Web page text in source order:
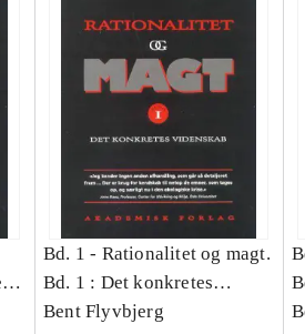
Bd. 1 - Rationalitet og magt.
Bd. 1 : Det konkretes
videnskab
Bent Flyvbjerg